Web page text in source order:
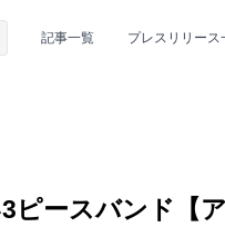
記事一覧 プレスリリース
ースバンド【ア